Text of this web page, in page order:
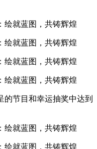
节目和幸运抽奖中达到